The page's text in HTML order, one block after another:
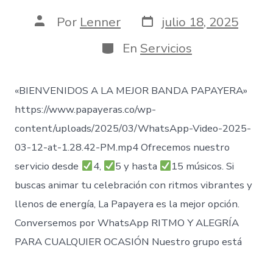
AutorPor Lenner Fecha
de
publicación
julio 18, 2025
Categorías
En Servicios
«BIENVENIDOS A LA MEJOR BANDA PAPAYERA»
https://www.papayeras.co/wp-
content/uploads/2025/03/WhatsApp-Video-2025-
03-12-at-1.28.42-PM.mp4 Ofrecemos nuestro
servicio desde
4, 5 y hasta
15 músicos. Si
buscas animar tu celebración con ritmos vibrantes y
llenos de energía, La Papayera es la mejor opción.
Conversemos por WhatsApp RITMO Y ALEGRÍA
PARA CUALQUIER OCASIÓN Nuestro grupo está